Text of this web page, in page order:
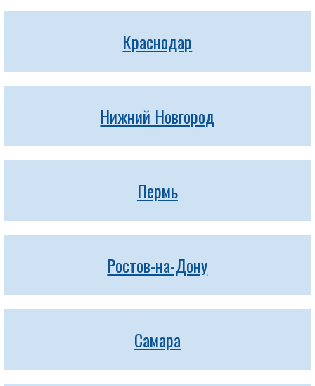
Краснодар
Нижний Новгород
Пермь
Ростов-на-Дону
Самара